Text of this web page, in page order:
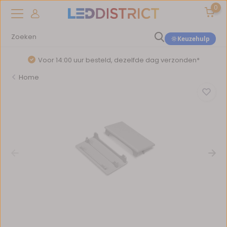
0
Keuzehulp
Voor 14:00 uur besteld, dezelfde dag verzonden*
Home